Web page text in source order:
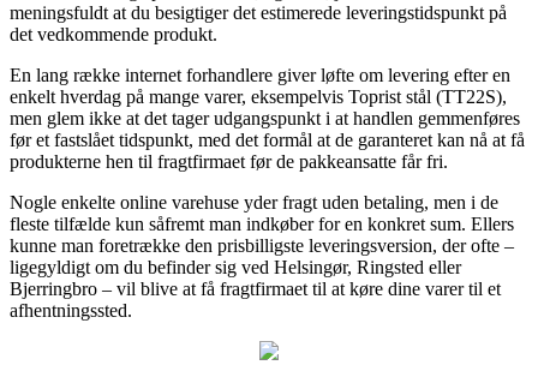
meningsfuldt at du besigtiger det estimerede leveringstidspunkt på
det vedkommende produkt.
En lang række internet forhandlere giver løfte om levering efter en
enkelt hverdag på mange varer, eksempelvis Toprist stål (TT22S),
men glem ikke at det tager udgangspunkt i at handlen gemmenføres
før et fastslået tidspunkt, med det formål at de garanteret kan nå at få
produkterne hen til fragtfirmaet før de pakkeansatte får fri.
Nogle enkelte online varehuse yder fragt uden betaling, men i de
fleste tilfælde kun såfremt man indkøber for en konkret sum. Ellers
kunne man foretrække den prisbilligste leveringsversion, der ofte –
ligegyldigt om du befinder sig ved Helsingør, Ringsted eller
Bjerringbro – vil blive at få fragtfirmaet til at køre dine varer til et
afhentningssted.